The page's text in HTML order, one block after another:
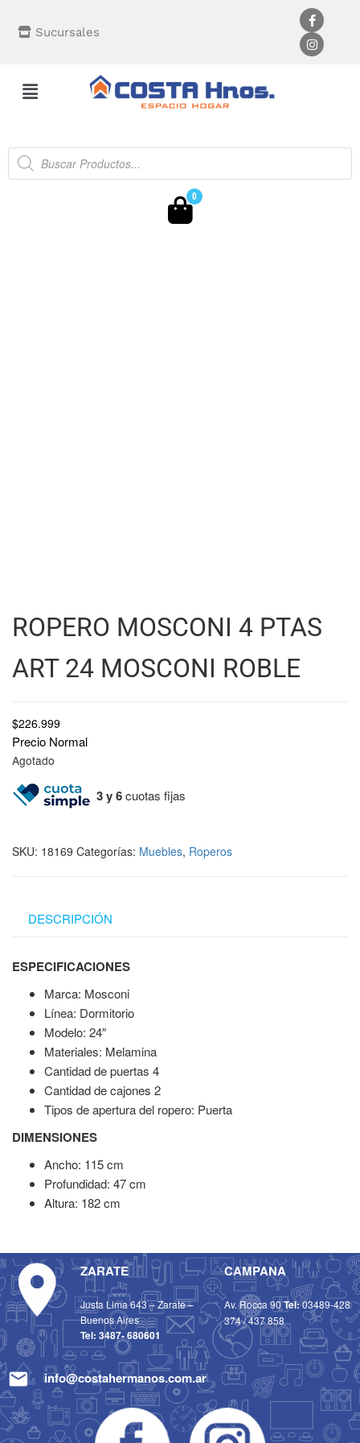
Sucursales
0
ROPERO MOSCONI 4 PTAS
ART 24 MOSCONI ROBLE
$226.999
Precio Normal
Agotado
3 y 6cuotas fijas
SKU: 18169 Categorías: Muebles, Roperos
DESCRIPCIÓN
ESPECIFICACIONES
Marca: Mosconi
Línea: Dormitorio
Modelo: 24″
Materiales: Melamina
Cantidad de puertas 4
Cantidad de cajones 2
Tipos de apertura del ropero: Puerta
DIMENSIONES
Ancho: 115 cm
Profundidad: 47 cm
Altura: 182 cm
ZARATE
Justa Lima 643 – Zarate –
Buenos Aires
Tel: 3487- 680601
CAMPANA
Av. Rocca 90Tel:03489-428
374/437 858
info@costahermanos.com.ar